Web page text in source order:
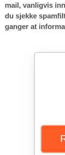
mail, vanligvis
du sjekke
ganger at